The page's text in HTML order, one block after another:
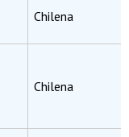
Chilena
Chilena